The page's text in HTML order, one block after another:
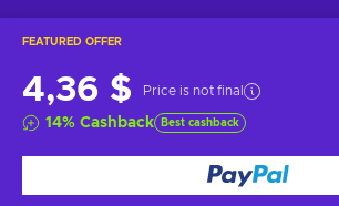
FEATURED OFFER
4,36 $ Price is not final
14% Cashback Best cashback